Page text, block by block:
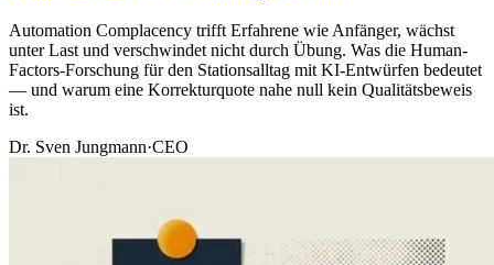
Automation Complacency trifft Erfahrene wie Anfänger, wächst
unter Last und verschwindet nicht durch Übung. Was die Human-
Factors-Forschung für den Stationsalltag mit KI-Entwürfen bedeutet
— und warum eine Korrekturquote nahe null kein Qualitätsbeweis
ist.
Dr. Sven Jungmann·CEO